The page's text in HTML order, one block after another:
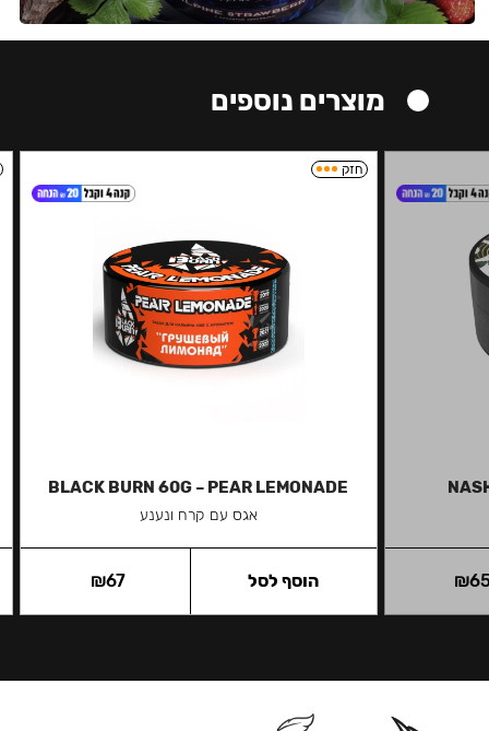
מוצרים נוספים
₪
חזק
BLACK BURN 60G – PEAR LEMONADE
אגס עם קרח ונענע
₪67 הוסף לסל